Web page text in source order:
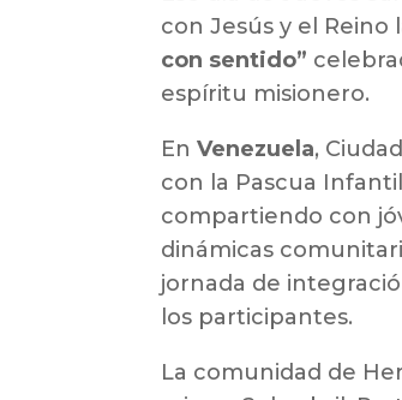
con Jesús y el Reino
con sentido”
espíritu misionero.
EnVenezuela,
con la Pascua
compartiendo con
dinámicas
jornada de
los participantes.
La comunidad de